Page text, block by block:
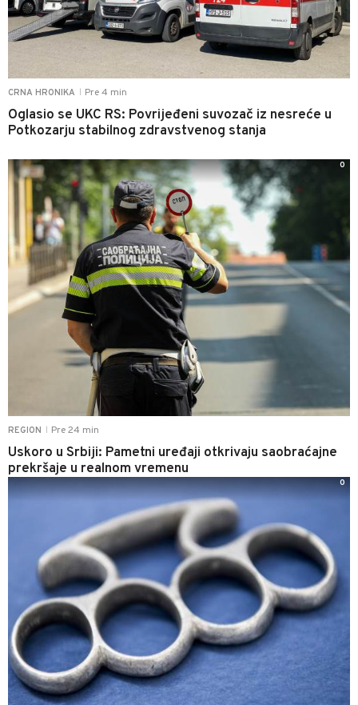
CRNA HRONIKA Pre 4 min
Oglasio se UKC RS: Povrijeđeni suvozač iz nesreće u
Potkozarju stabilnog zdravstvenog stanja
REGION Pre 24 min
Uskoro u Srbiji: Pametni uređaji otkrivaju saobraćajne
prekršaje u realnom vremenu
0
0